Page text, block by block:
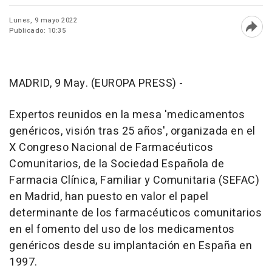
Lunes, 9 mayo 2022
Publicado: 10:35
MADRID, 9 May. (EUROPA PRESS) -
Expertos reunidos en la mesa 'medicamentos
genéricos, visión tras 25 años', organizada en el
X Congreso Nacional de Farmacéuticos
Comunitarios, de la Sociedad Española de
Farmacia Clínica, Familiar y Comunitaria (SEFAC)
en Madrid, han puesto en valor el papel
determinante de los farmacéuticos comunitarios
en el fomento del uso de los medicamentos
genéricos desde su implantación en España en
1997.